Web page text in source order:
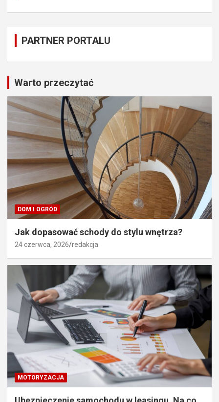
PARTNER PORTALU
Warto przeczytać
DOM I OGRÓD
Jak dopasować schody do stylu wnętrza?
24 czerwca, 2026 redakcja
MOTORYZACJA